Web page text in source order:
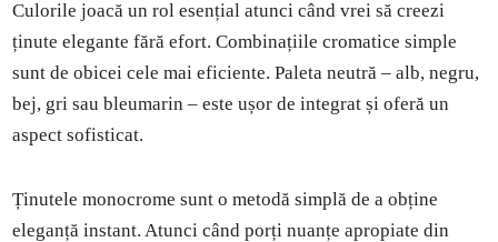
Culorile joacă un rol esențial atunci când vrei să creezi
ținute elegante fără efort. Combinațiile cromatice simple
sunt de obicei cele mai eficiente. Paleta neutră – alb, negru,
bej, gri sau bleumarin – este ușor de integrat și oferă un
aspect sofisticat.
Ținutele monocrome sunt o metodă simplă de a obține
eleganță instant. Atunci când porți nuanțe apropiate din